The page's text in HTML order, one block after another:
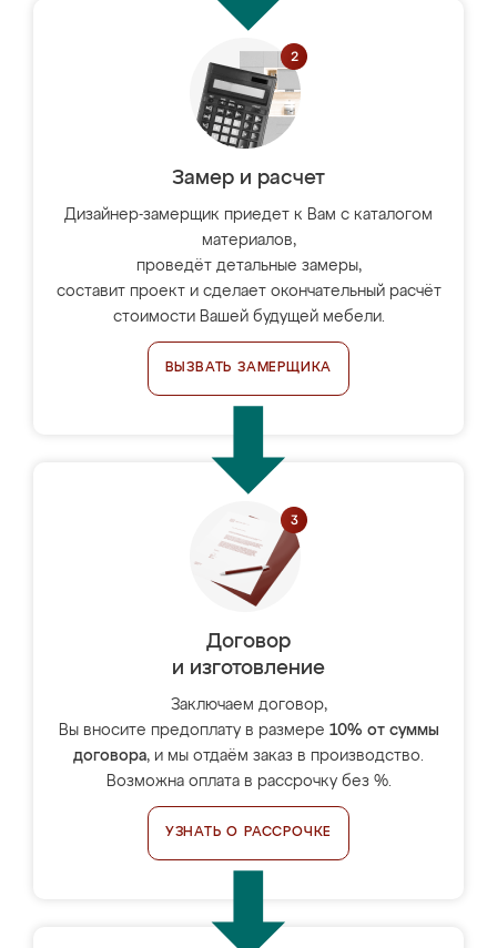
Замер и расчет
Дизайнер-замерщик приедет к Вам с каталогом
материалов,
проведёт детальные замеры,
составит проект и сделает окончательный расчёт
стоимости Вашей будущей мебели.
ВЫЗВАТЬ ЗАМЕРЩИКА
Договор
и изготовление
Заключаем договор,
Вы вносите предоплату в размере 10% от суммы
договора, и мы отдаём заказ в производство.
Возможна оплата в рассрочку без %.
УЗНАТЬ О РАССРОЧКЕ